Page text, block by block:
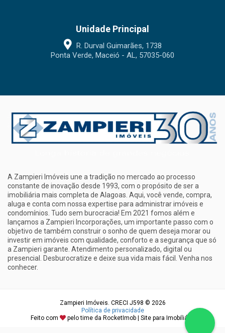
Unidade Principal
R. Durval Guimarães, 1738
Ponta Verde, Maceió - AL, 57035-060
A Zampieri Imóveis une a tradição no mercado ao processo
constante de inovação desde 1993, com o propósito de ser a
imobiliária mais completa de Alagoas. Aqui, você vende, compra,
aluga e conta com nossa expertise para administrar imóveis e
condomínios. Tudo sem burocracia! Em 2021 fomos além e
lançamos a Zampieri Incorporações, um importante passo com o
objetivo de também construir o sonho de quem deseja morar ou
investir em imóveis com qualidade, conforto e a segurança que só
a Zampieri garante. Atendimento personalizado, digital ou
presencial. Desburocratize e deixe sua vida mais fácil. Venha nos
conhecer.
Zampieri Imóveis. CRECI J598 © 2026
Política de privacidade
Feito com
pelo time da RocketImob | Site para Imobiliária